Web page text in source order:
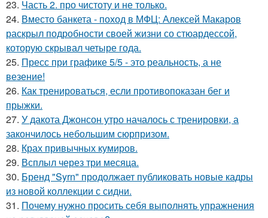
23. Часть 2. про чистоту и не только.
24. Вместо банкета - поход в МФЦ: Алексей Макаров
раскрыл подробности своей жизни со стюардессой,
которую скрывал четыре года.
25. Пресс при графике 5/5 - это реальность, а не
везение!
26. Как тренироваться, если противопоказан бег и
прыжки.
27. У дакота Джонсон утро началось с тренировки, а
закончилось небольшим сюрпризом.
28. Крах привычных кумиров.
29. Всплыл через три месяца.
30. Бренд "Syrn" продолжает публиковать новые кадры
из новой коллекции с сидни.
31. Почему нужно просить себя выполнять упражнения